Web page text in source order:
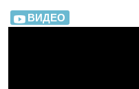
ВИДЕО